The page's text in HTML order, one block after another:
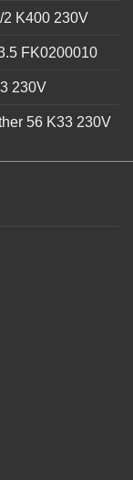
K400 230V
FK0200010
230V
56 K33 230V